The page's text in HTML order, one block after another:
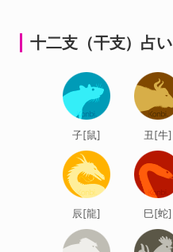
十二支（干支）占い
子[鼠] 丑[牛]
辰[龍] 巳[蛇]